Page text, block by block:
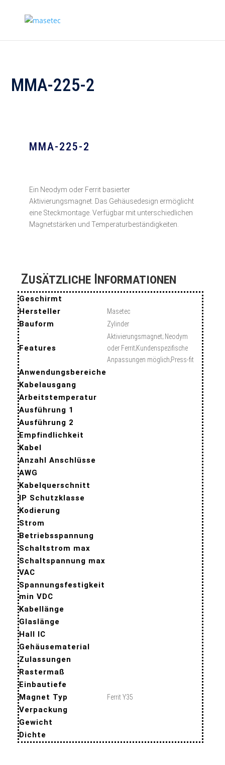
MMA-225-2
MMA-225-2
Ein Neodym oder Ferrit basierter
Aktivierungsmagnet. Das Gehäusedesign ermöglicht
eine Steckmontage. Verfügbar mit unterschiedlichen
Magnetstärken und Temperaturbeständigkeiten.
Zusätzliche Informationen
Geschirmt
Hersteller
Masetec
Bauform Zylinder
Features
Aktivierungsmagnet; Neodym
oder Ferrit;Kundenspezifische
Anpassungen möglich;Press-fit
Anwendungsbereiche
Kabelausgang
Arbeitstemperatur
Ausführung 1
Ausführung 2
Empfindlichkeit
Kabel
Anzahl Anschlüsse
AWG
Kabelquerschnitt
IP Schutzklasse
Kodierung
Strom
Betriebsspannung
Schaltstrom max
Schaltspannung max
VAC
Spannungsfestigkeit
min VDC
Kabellänge
Glaslänge
Hall IC
Gehäusematerial
Zulassungen
Rastermaß
Einbautiefe
Magnet Typ
Ferrit Y35
Verpackung
Gewicht
Dichte